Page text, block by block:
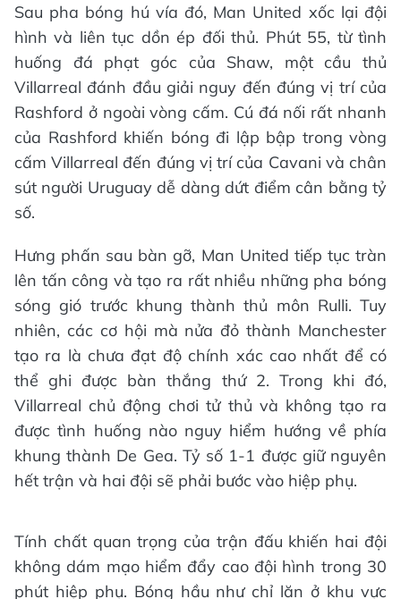
Sau pha bóng hú vía đó, Man United xốc lại đội
hình và liên tục dồn ép đối thủ. Phút 55, từ tình
huống đá phạt góc của Shaw, một cầu thủ
Villarreal đánh đầu giải nguy đến đúng vị trí của
Rashford ở ngoài vòng cấm. Cú đá nối rất nhanh
của Rashford khiến bóng đi lập bập trong vòng
cấm Villarreal đến đúng vị trí của Cavani và chân
sút người Uruguay dễ dàng dứt điểm cân bằng tỷ
số.
Hưng phấn sau bàn gỡ, Man United tiếp tục tràn
lên tấn công và tạo ra rất nhiều những pha bóng
sóng gió trước khung thành thủ môn Rulli. Tuy
nhiên, các cơ hội mà nửa đỏ thành Manchester
tạo ra là chưa đạt độ chính xác cao nhất để có
thể ghi được bàn thắng thứ 2. Trong khi đó,
Villarreal chủ động chơi tử thủ và không tạo ra
được tình huống nào nguy hiểm hướng về phía
khung thành De Gea. Tỷ số 1-1 được giữ nguyên
hết trận và hai đội sẽ phải bước vào hiệp phụ.
Tính chất quan trọng của trận đấu khiến hai đội
không dám mạo hiểm đẩy cao đội hình trong 30
phút hiệp phụ. Bóng hầu như chỉ lăn ở khu vực